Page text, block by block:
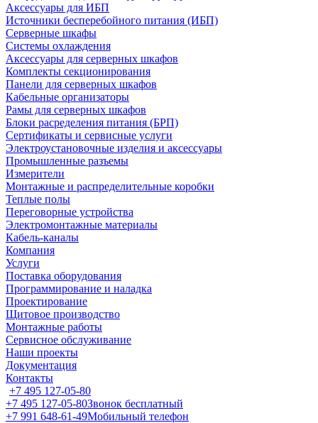
Аксессуары для ИБП
Источники бесперебойного питания (ИБП)
Серверные шкафы
Системы охлаждения
Аксессуары для серверных шкафов
Комплекты секционирования
Панели для серверных шкафов
Кабельные организаторы
Рамы для серверных шкафов
Блоки расределения питания (БРП)
Сертификаты и сервисные услуги
Электроустановочные изделия и аксессуары
Промышленные разъемы
Измерители
Монтажные и распределительные коробки
Теплые полы
Переговорные устройства
Электромонтажные материалы
Кабель-каналы
Компания
Услуги
Поставка оборудования
Программирование и наладка
Проектирование
Щитовое производство
Монтажные работы
Сервисное обслуживание
Наши проекты
Документация
Контакты
+7 495 127-05-80
+7 495 127-05-80Звонок бесплатный
+7 991 648-61-49Мобильный телефон